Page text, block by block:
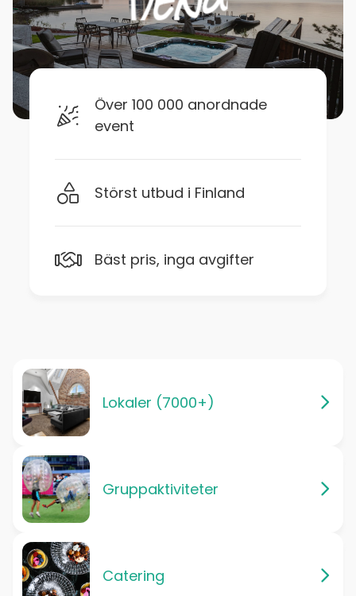
Över 100 000 anordnade
event
Störst utbud i Finland
Bäst pris, inga avgifter
Lokaler (7000+)
Gruppaktiviteter
Catering